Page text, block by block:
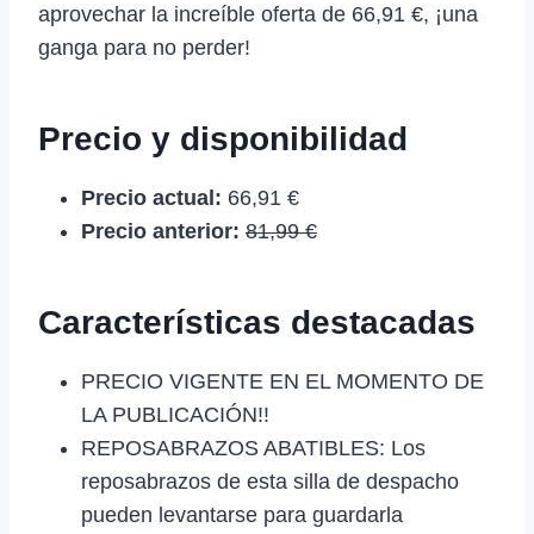
aprovechar la increíble oferta de 66,91 €, ¡una
ganga para no perder!
Precio y disponibilidad
Precio actual: 66,91 €
Precio anterior: 81,99 €
Características destacadas
PRECIO VIGENTE EN EL MOMENTO DE
LA PUBLICACIÓN!!
REPOSABRAZOS ABATIBLES: Los
reposabrazos de esta silla de despacho
pueden levantarse para guardarla